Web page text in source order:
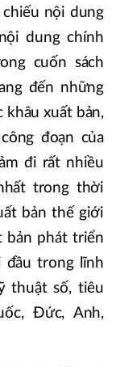
nội dung
dung chính
cuốn sách
đến những
khâu xuất bản,
đoạn của
đi rất nhiều
trong thời
bản thế giới
bản phát triển
đầu trong lĩnh
thuật số, tiêu
Đức, Anh,